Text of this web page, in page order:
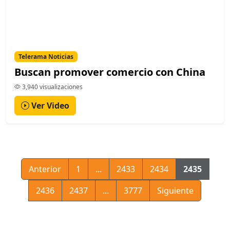
Telerama Noticias
Buscan promover comercio con China
3,940 visualizaciones
Ver Video
Anterior 1 ... 2433 2434
2435
2436
2437 ... 3777 Siguiente